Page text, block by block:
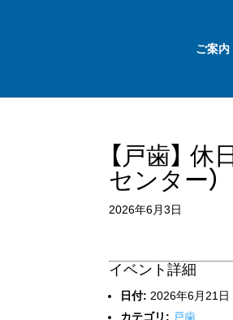
ご案内
【戸歯】
センター）
2026年6月3日
イベント詳細
日付: 2026年6月21日
カテゴリ: 戸歯